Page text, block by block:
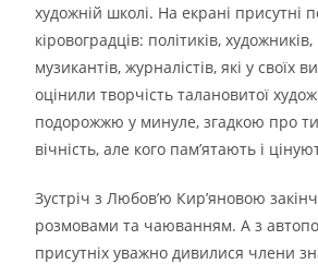
художній школі. На екрані присутні
кіровоградців: політиків,
музикантів, журналістів, які у своїх
оцінили творчість талановитої
подорожжю у минуле, згадкою про
вічність, але кого пам’ятають і
Зустріч з Любов’ю Кир’яновою
розмовами та чаюванням. А з
присутніх уважно дивилися члени